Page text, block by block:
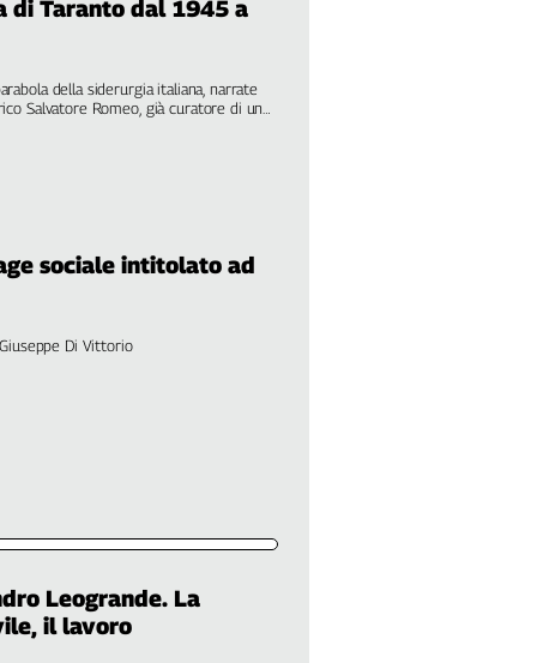
di Taranto dal 1945 a
della siderurgia italiana, narrate
Salvatore Romeo, già curatore di una
sociale intitolato ad
Di Vittorio
Leogrande. La
il lavoro